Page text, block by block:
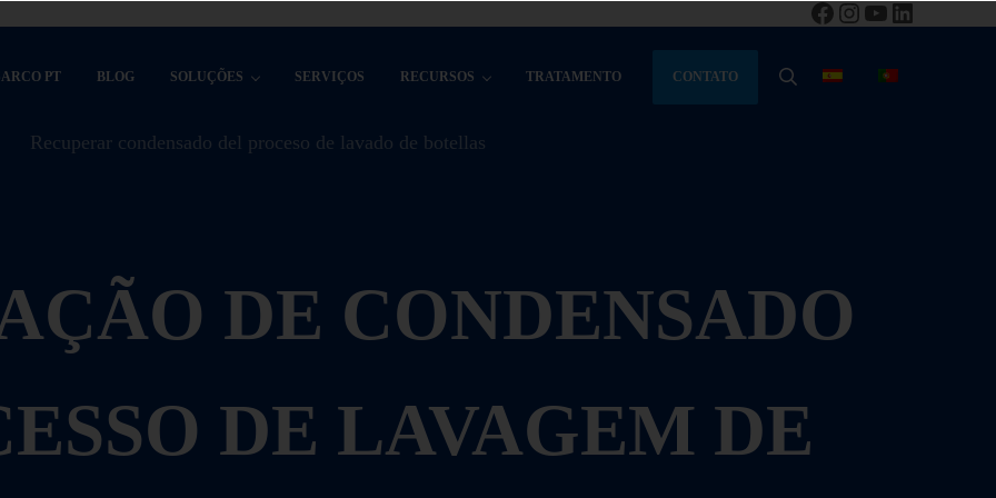
Facebook
Instagram
YouTube
LinkedIn
PT BLOG SOLUÇÕES SERVIÇOS RECURSOS TRATAMENTO CONTATO PESQUISA
DE CONDENSADO
DE LAVAGEM DE